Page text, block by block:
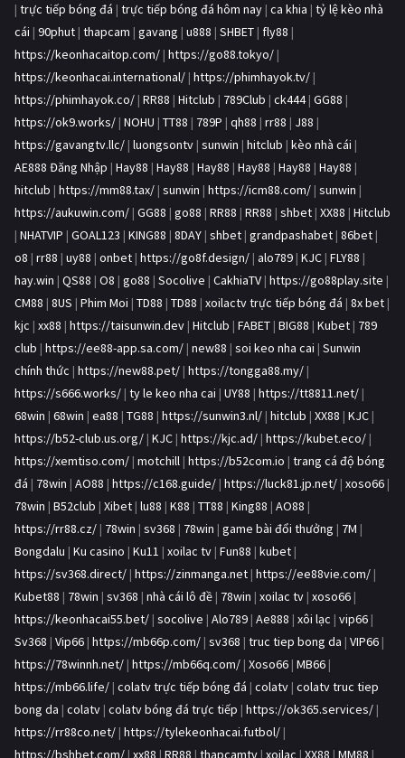
| trực tiếp bóng đá | trực tiếp bóng đá hôm nay | ca khia | tỷ lệ kèo nhà
cái | 90phut | thapcam | gavang | u888 | SHBET | fly88 |
https://keonhacaitop.com/ | https://go88.tokyo/ |
https://keonhacai.international/ | https://phimhayok.tv/ |
https://phimhayok.co/ | RR88 | Hitclub | 789Club | ck444| GG88 |
https://ok9.works/ | NOHU | TT88 | 789P | qh88 | rr88 | J88 |
https://gavangtv.llc/ | luongsontv | sunwin | hitclub | kèo nhà cái |
AE888 Đăng Nhập | Hay88 | Hay88 | Hay88 | Hay88 | Hay88 | Hay88 |
hitclub | https://mm88.tax/ | sunwin | https://icm88.com/ | sunwin |
https://aukuwin.com/ | GG88 | go88 | RR88 | RR88 | shbet | XX88 | Hitclub
| NHATVIP | GOAL123 | KING88 | 8DAY | shbet | grandpashabet | 86bet |
o8 | rr88 | uy88 | onbet | https://go8f.design/ | alo789 | KJC | FLY88 |
hay.win | QS88 | O8 | go88 | Socolive | CakhiaTV | https://go88play.site |
CM88 | 8US | Phim Moi | TD88 | TD88 | xoilactv trực tiếp bóng đá | 8x bet |
kjc | xx88 | https://taisunwin.dev | Hitclub | FABET | BIG88 | Kubet | 789
club | https://ee88-app.sa.com/ | new88 | soi keo nha cai | Sunwin
chính thức | https://new88.pet/ | https://tongga88.my/ |
https://s666.works/ | ty le keo nha cai | UY88 | https://tt8811.net/ |
68win | 68win | ea88 | TG88 | https://sunwin3.nl/ | hitclub | XX88 | KJC |
https://b52-club.us.org/ | KJC | https://kjc.ad/ | https://kubet.eco/ |
https://xemtiso.com/ | motchill | https://b52com.io | trang cá độ bóng
đá | 78win | AO88 | https://c168.guide/ | https://luck81.jp.net/ | xoso66 |
78win | B52club | Xibet | lu88 | K88 | TT88 | King88 | AO88 |
https://rr88.cz/ | 78win | sv368 | 78win | game bài đổi thưởng | 7M |
Bongdalu | Ku casino | Ku11 | xoilac tv | Fun88 | kubet |
https://sv368.direct/ | https://zinmanga.net | https://ee88vie.com/ |
Kubet88 | 78win | sv368 | nhà cái lô đề | 78win | xoilac tv | xoso66 |
https://keonhacai55.bet/ | socolive | Alo789 | Ae888 | xôi lạc | vip66 |
Sv368 | Vip66 | https://mb66p.com/ | sv368 | truc tiep bong da | VIP66 |
https://78winnh.net/ | https://mb66q.com/ | Xoso66 | MB66 |
https://mb66.life/ | colatv trực tiếp bóng đá | colatv | colatv truc tiep
bong da | colatv | colatv bóng đá trực tiếp | https://ok365.services/ |
https://rr88co.net/ | https://tylekeonhacai.futbol/ |
https://bshbet.com/ | xx88 | RR88 | thapcamtv | xoilac | XX88 | MM88 |